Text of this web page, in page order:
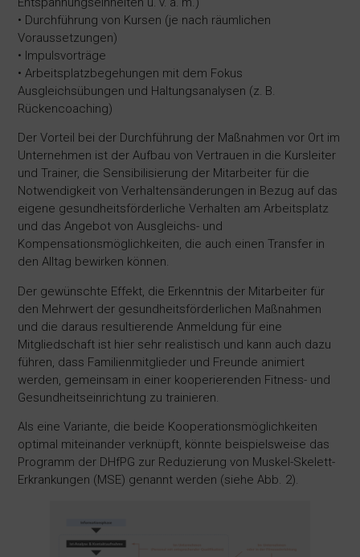
• Durchführung von Kursen (je nach räumlichen
Voraussetzungen)
• Impulsvorträge
• Arbeitsplatzbegehungen mit dem Fokus
Ausgleichsübungen und Haltungsanalysen (z. B.
Rückencoaching)
Der Vorteil bei der Durchführung der Maßnahmen vor Ort im
Unternehmen ist der Aufbau von Vertrauen in die Kursleiter
und Trainer, die Sensibilisierung der Mitarbeiter für die
Notwendigkeit von Verhaltensänderungen in Bezug auf das
eigene gesundheitsförderliche Verhalten am Arbeitsplatz
und das Angebot von Ausgleichs- und
Kompensationsmöglichkeiten, die auch einen Transfer in
den Alltag bewirken können.
Der gewünschte Effekt, die Erkenntnis der Mitarbeiter für
den Mehrwert der gesundheitsförderlichen Maßnahmen
und die daraus resultierende Anmeldung für eine
Mitgliedschaft ist hier sehr realistisch und kann auch dazu
führen, dass Familienmitglieder und Freunde animiert
werden, gemeinsam in einer kooperierenden Fitness- und
Gesundheitseinrichtung zu trainieren.
Als eine Variante, die beide Kooperationsmöglichkeiten
optimal miteinander verknüpft, könnte beispielsweise das
Programm der DHfPG zur Reduzierung von Muskel-Skelett-
Erkrankungen (MSE) genannt werden (siehe Abb. 2).